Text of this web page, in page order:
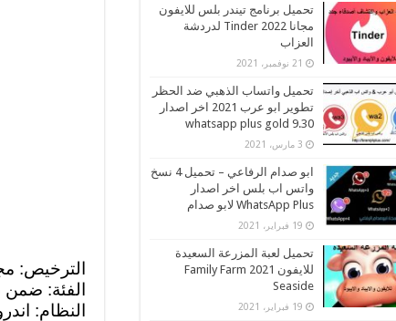
الترخيص:
الفئة: ضمن
النظام:
تحميل برنامج تيندر بلس للايفون
مجانا 2022 Tinder لدردشة
العزاب
21 نوفمبر، 2021
تحميل واتساب الذهبي ضد الحظر
تطوير ابو عرب 2021 اخر اصدار
whatsapp plus gold 9.30
3 مارس، 2021
ابو صدام الرفاعي – تحميل 4 نسخ
واتس اب بلس اخر اصدار
WhatsApp Plus لابو صدام
19 فبراير، 2021
تحميل لعبة المزرعة السعيدة
للايفون 2021 Family Farm
Seaside
19 فبراير، 2021